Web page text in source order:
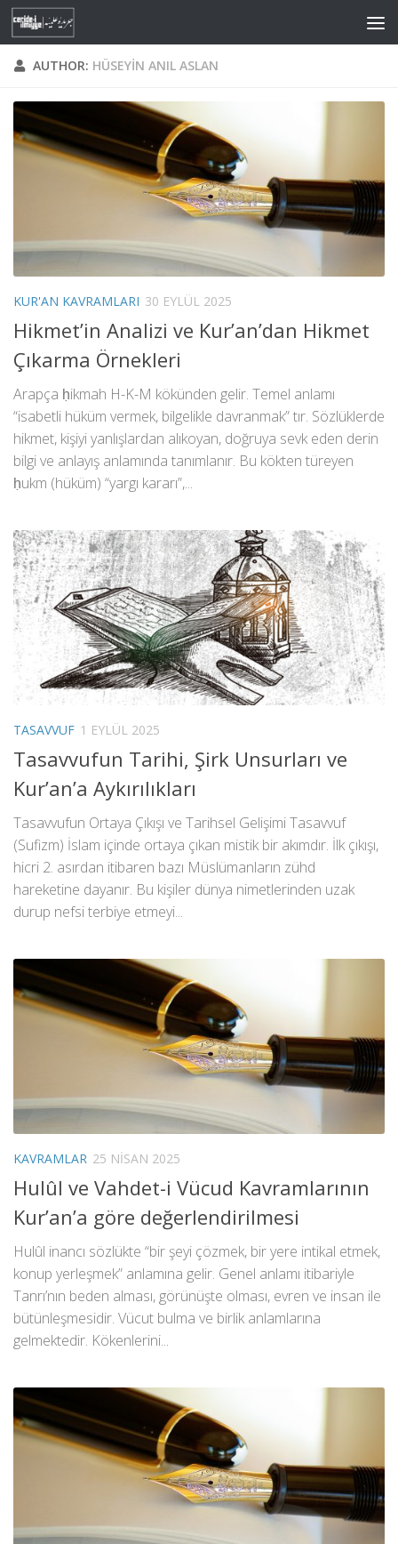
Skip to content
AUTHOR: HÜSEYIN ANIL ASLAN
KUR'AN KAVRAMLARI 30 EYLÜL 2025
Hikmet’in Analizi ve Kur’an’dan Hikmet
Çıkarma Örnekleri
Arapça ḥikmah H-K-M kökünden gelir. Temel anlamı
“isabetli hüküm vermek, bilgelikle davranmak” tır. Sözlüklerde
hikmet, kişiyi yanlışlardan alıkoyan, doğruya sevk eden derin
bilgi ve anlayış anlamında tanımlanır. Bu kökten türeyen
ḥukm (hüküm) “yargı kararı”,...
TASAVVUF 1 EYLÜL 2025
Tasavvufun Tarihi, Şirk Unsurları ve
Kur’an’a Aykırılıkları
Tasavvufun Ortaya Çıkışı ve Tarihsel Gelişimi Tasavvuf
(Sufizm) İslam içinde ortaya çıkan mistik bir akımdır. İlk çıkışı,
hicri 2. asırdan itibaren bazı Müslümanların zühd
hareketine dayanır. Bu kişiler dünya nimetlerinden uzak
durup nefsi terbiye etmeyi...
KAVRAMLAR 25 NISAN 2025
Hulûl ve Vahdet-i Vücud Kavramlarının
Kur’an’a göre değerlendirilmesi
Hulûl inancı sözlükte “bir şeyi çözmek, bir yere intikal etmek,
konup yerleşmek” anlamına gelir. Genel anlamı itibariyle
Tanrı’nın beden alması, görünüşte olması, evren ve insan ile
bütünleşmesidir. Vücut bulma ve birlik anlamlarına
gelmektedir. Kökenlerini...